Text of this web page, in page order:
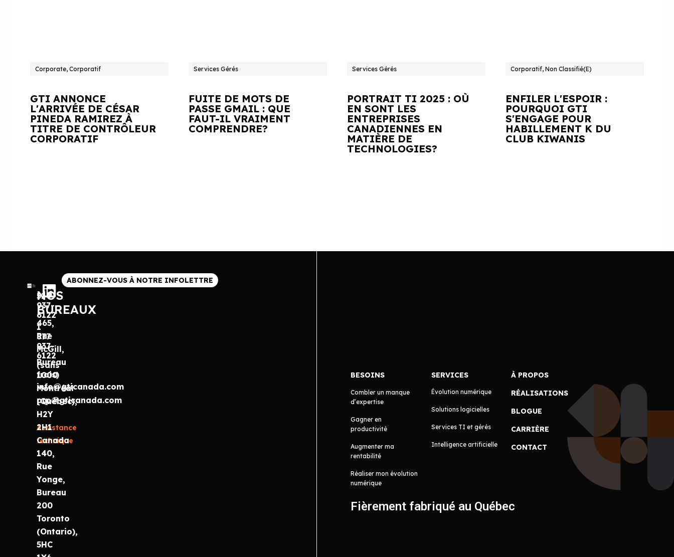
Corporate, Corporatif
GTI ANNONCE
L'ARRIVÉE DE CÉSAR
PINEDA RAMIREZ À
TITRE DE CONTRÔLEUR
CORPORATIF
Services Gérés
FUITE DE MOTS DE
PASSE GMAIL : QUE
FAUT-IL VRAIMENT
COMPRENDRE?
Services Gérés
PORTRAIT TI 2025 : OÙ
EN SONT LES
ENTREPRISES
CANADIENNES EN
MATIÈRE DE
TECHNOLOGIES?
Corporatif, Non Classifié(e)
ENFILER L'ESPOIR :
POURQUOI GTI
S'ENGAGE POUR
HABILLEMENT K DU
CLUB KIWANIS
514
937-
6122
1
877
937-
6122
(sans
frais)
info@gticanada.com
prp@gticanada.com
Assistance
technique
NOS
BUREAUX
465,
Rue
McGill,
Bureau
1000
Montréal
(Québec),
H2Y
2H1
Canada
140,
Rue
Yonge,
Bureau
200
Toronto
(Ontario),
5HC
ABONNEZ-VOUS À NOTRE INFOLETTRE
BESOINS
Combler un manque
d’expertise
Gagner en
productivité
Augmenter ma
rentabilité
Réaliser mon évolution
numérique
SERVICES
Évolution numérique
Solutions logicielles
Services TI et gérés
Intelligence artificielle
À PROPOS
RÉALISATIONS
BLOGUE
CARRIÈRE
CONTACT
Fièrement fabriqué au Québec